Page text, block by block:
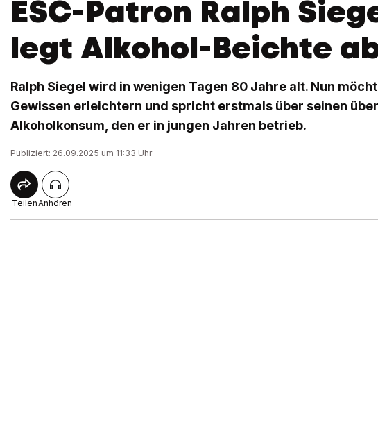
ESC-Patron Ralph
legt Alkohol-Beichte
Ralph Siegel wird in wenigen Tagen 80 Jahre alt. Nun
Gewissen erleichtern und spricht erstmals über seinen
Alkoholkonsum, den er in jungen Jahren betrieb.
Publiziert: 26.09.2025 um 11:33 Uhr
TeilenAnhören